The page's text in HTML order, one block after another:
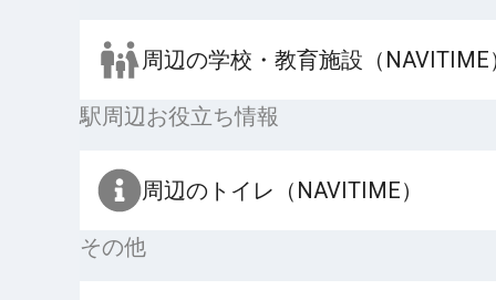
周辺の学校・教育施設（NAVITIME
駅周辺お役立ち情報
周辺のトイレ（NAVITIME）
その他